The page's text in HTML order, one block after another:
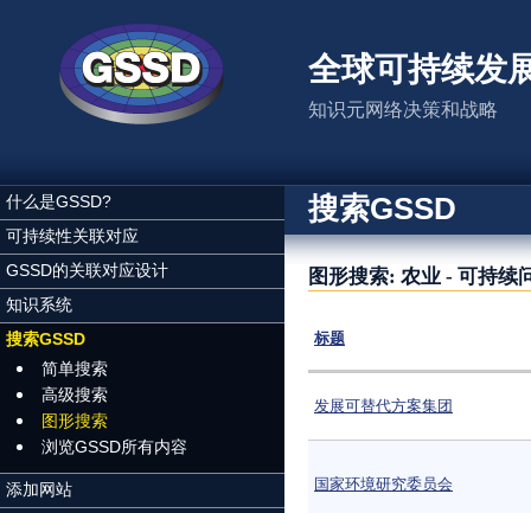
全球可持续发
知识元网络决策和战略
什么是GSSD?
可持续性关联对应
GSSD的关联对应设计
知识系统
搜索GSSD
简单搜索
高级搜索
图形搜索
浏览GSSD所有内容
添加网站
搜索GSSD
图形搜索: 农业 - 可持续
标题
发展可替代方案集团
国家环境研究委员会